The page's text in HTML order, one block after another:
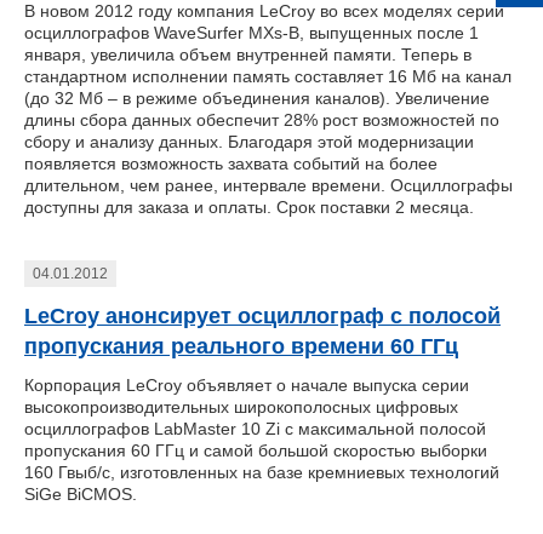
В новом 2012 году компания LeCroy во всех моделях серии
осциллографов WaveSurfer MXs-B, выпущенных после 1
января, увеличила объем внутренней памяти. Теперь в
стандартном исполнении память составляет 16 Мб на канал
(до 32 Мб – в режиме объединения каналов). Увеличение
длины сбора данных обеспечит 28% рост возможностей по
сбору и анализу данных. Благодаря этой модернизации
появляется возможность захвата событий на более
длительном, чем ранее, интервале времени. Осциллографы
доступны для заказа и оплаты. Срок поставки 2 месяца.
04.01.2012
LeCroy анонсирует осциллограф с полосой
пропускания реального времени 60 ГГц
Корпорация LeCroy объявляет о начале выпуска серии
высокопроизводительных широкополосных цифровых
осциллографов LabMaster 10 Zi с максимальной полосой
пропускания 60 ГГц и самой большой скоростью выборки
160 Гвыб/с, изготовленных на базе кремниевых технологий
SiGe BiCMOS.